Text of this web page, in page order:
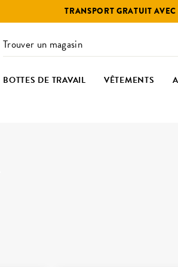
TRANSPORT GRATUIT
Trouver un magasin
BOTTES DE TRAVAIL VÊTEMENTS